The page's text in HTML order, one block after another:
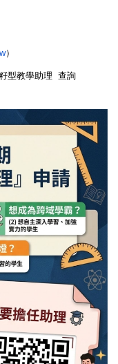
）
型教學助理 查詢